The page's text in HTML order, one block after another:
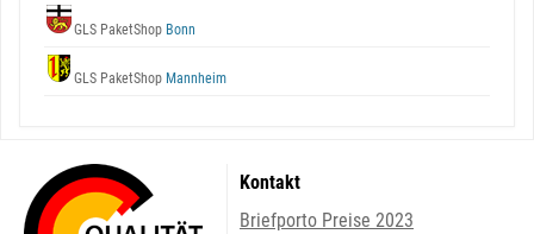
GLS PaketShop Bonn
GLS PaketShop Mannheim
Kontakt
Briefporto Preise 2023